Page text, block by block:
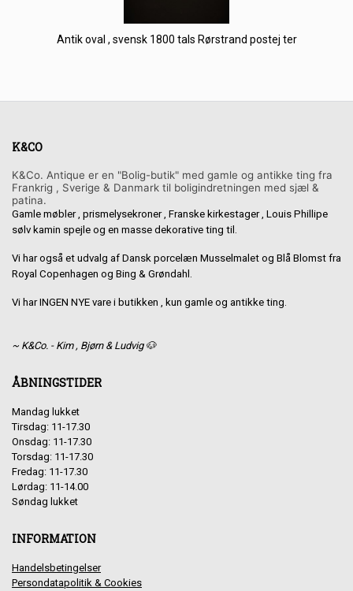
Antik oval , svensk 1800 tals Rørstrand postej ter
K&CO
K&Co. Antique er en "Bolig-butik" med gamle og antikke ting fra
Frankrig , Sverige & Danmark til boligindretningen med sjæl &
patina.
Gamle møbler , prismelysekroner , Franske kirkestager , Louis Phillipe
sølv kamin spejle og en masse dekorative ting til.
Vi har også et udvalg af Dansk porcelæn Musselmalet og Blå Blomst fra
Royal Copenhagen og Bing & Grøndahl.
Vi har INGEN NYE vare i butikken , kun gamle og antikke ting.
~ K&Co. - Kim , Bjørn & Ludvig 🐶
ÅBNINGSTIDER
Mandag lukket
Tirsdag: 11-17.30
Onsdag: 11-17.30
Torsdag: 11-17.30
Fredag: 11-17.30
Lørdag: 11-14.00
Søndag lukket
INFORMATION
Handelsbetingelser
Persondatapolitik & Cookies